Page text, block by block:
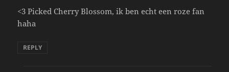
<3 Picked Cherry Blossom, ik ben echt een roze fan
haha
REPLY